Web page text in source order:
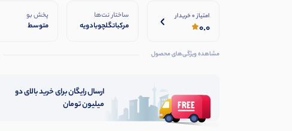
امتیاز 0 خریدار
0.0
ساختار نت‌ها
مرکباتگلچوبادویه
پخش بو
متوسط
مشاهده ویژگی‌های محصول
ارسال رایگان برای خرید بالای دو
میلیون تومان